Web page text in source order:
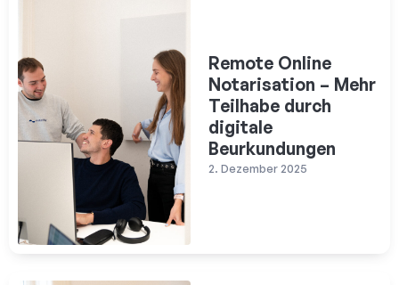
Remote Online
Notarisation – Mehr
Teilhabe durch
digitale
Beurkundungen
2. Dezember 2025